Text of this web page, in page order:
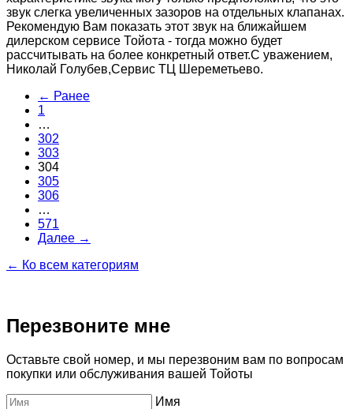
звук слегка увеличенных зазоров на отдельных клапанах.
Рекомендую Вам показать этот звук на ближайшем
дилерском сервисе Тойота - тогда можно будет
рассчитывать на более конкретный ответ.С уважением,
Николай Голубев,Сервис ТЦ Шереметьево.
← Ранее
1
…
302
303
304
305
306
…
571
Далее →
← Ко всем категориям
Перезвоните мне
Оставьте свой номер, и мы перезвоним вам по вопросам
покупки или обслуживания вашей Тойоты
Имя